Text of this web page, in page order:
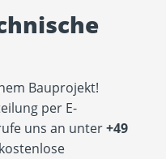
Bauprojekt!
per E-
uns an unter+49